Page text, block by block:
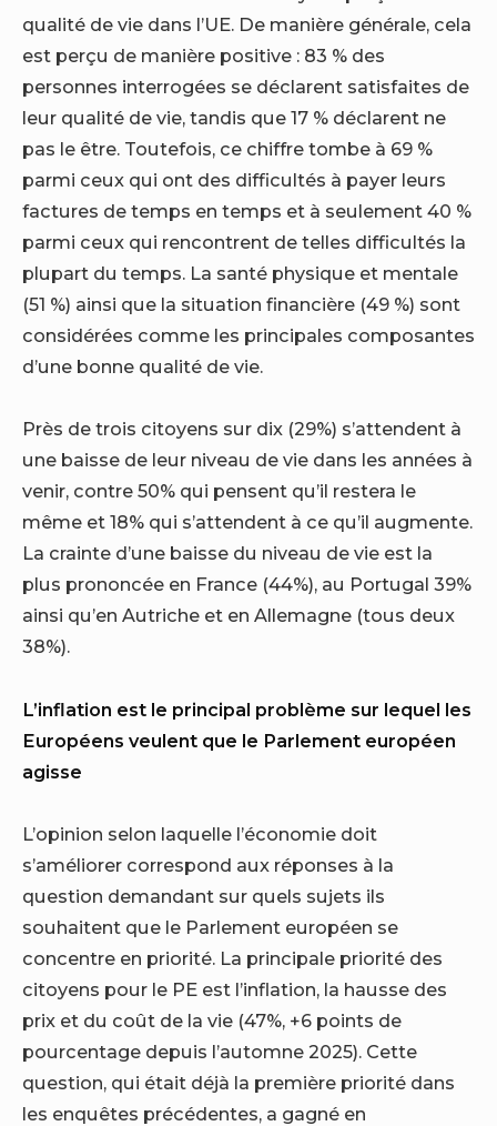
qualité de vie dans l’UE. De manière générale, cela
est perçu de manière positive : 83 % des
personnes interrogées se déclarent satisfaites de
leur qualité de vie, tandis que 17 % déclarent ne
pas le être. Toutefois, ce chiffre tombe à 69 %
parmi ceux qui ont des difficultés à payer leurs
factures de temps en temps et à seulement 40 %
parmi ceux qui rencontrent de telles difficultés la
plupart du temps. La santé physique et mentale
(51 %) ainsi que la situation financière (49 %) sont
considérées comme les principales composantes
d’une bonne qualité de vie.
Près de trois citoyens sur dix (29%) s’attendent à
une baisse de leur niveau de vie dans les années à
venir, contre 50% qui pensent qu’il restera le
même et 18% qui s’attendent à ce qu’il augmente.
La crainte d’une baisse du niveau de vie est la
plus prononcée en France (44%), au Portugal 39%
ainsi qu’en Autriche et en Allemagne (tous deux
38%).
L’inflation est le principal problème sur lequel les
Européens veulent que le Parlement européen
agisse
L’opinion selon laquelle l’économie doit
s’améliorer correspond aux réponses à la
question demandant sur quels sujets ils
souhaitent que le Parlement européen se
concentre en priorité. La principale priorité des
citoyens pour le PE est l’inflation, la hausse des
prix et du coût de la vie (47%, +6 points de
pourcentage depuis l’automne 2025). Cette
question, qui était déjà la première priorité dans
les enquêtes précédentes, a gagné en